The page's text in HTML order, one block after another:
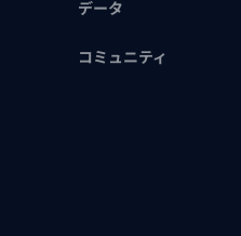
データ
コミュニティ